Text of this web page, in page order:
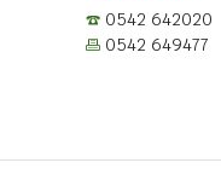
0542 642020
0542 649477